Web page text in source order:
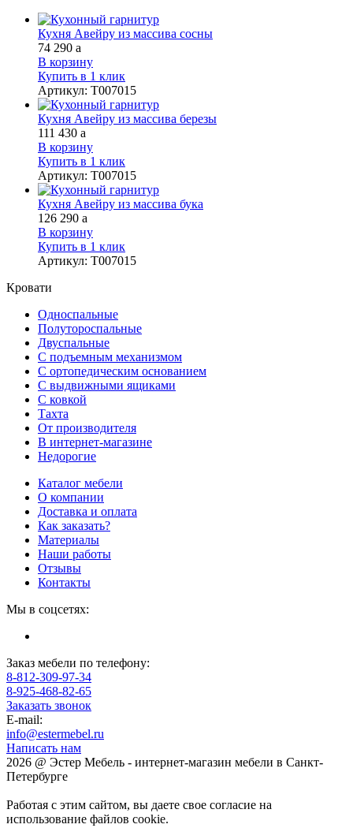
Кухня Авейру из массива сосны
74 290 a
В корзину
Купить в 1 клик
Артикул: Т007015
Кухня Авейру из массива березы
111 430 a
В корзину
Купить в 1 клик
Артикул: Т007015
Кухня Авейру из массива бука
126 290 a
В корзину
Купить в 1 клик
Артикул: Т007015
Кровати
Односпальные
Полутороспальные
Двуспальные
С подъемным механизмом
С ортопедическим основанием
С выдвижными ящиками
С ковкой
Тахта
От производителя
В интернет-магазине
Недорогие
Каталог мебели
О компании
Доставка и оплата
Как заказать?
Материалы
Наши работы
Отзывы
Контакты
Мы в соцсетях:
Заказ мебели по телефону:
8-812-309-97-34
8-925-468-82-65
Заказать звонок
E-mail:
info@estermebel.ru
Написать нам
2026 @ Эстер Мебель - интернет-магазин мебели в Санкт-
Петербурге
Работая с этим сайтом, вы даете свое согласие на
использование файлов cookie.